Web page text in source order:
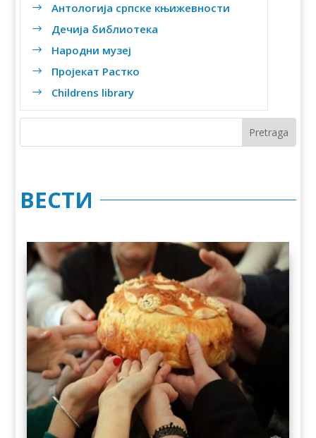
$ Антологија српске књижевности
$ Дечија библиотека
$ Народни музеј
$ Пројекат Растко
$ Childrens library
ВЕСТИ